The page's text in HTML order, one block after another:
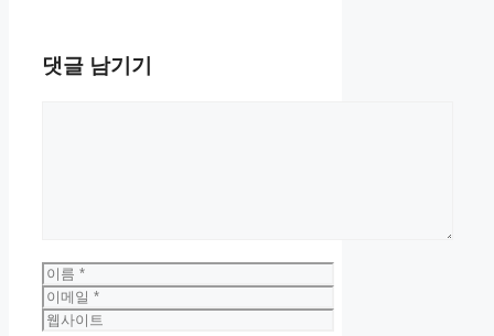
댓글 남기기
이
름
이
메
웹